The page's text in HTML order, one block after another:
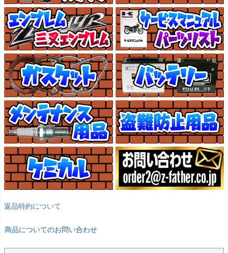
返品特約について
商品についてのお問い合わせ